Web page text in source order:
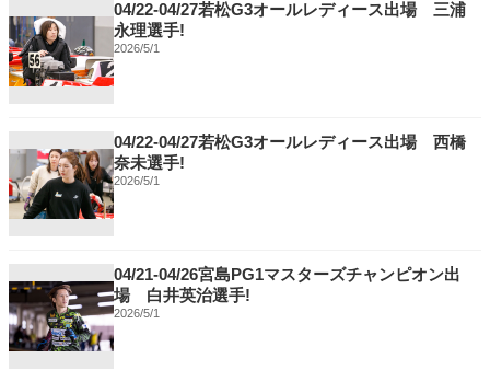
04/22-04/27若松G3オールレディース出場 三浦
永理選手!
2026/5/1
04/22-04/27若松G3オールレディース出場 西橋
奈未選手!
2026/5/1
04/21-04/26宮島PG1マスターズチャンピオン出
場 白井英治選手!
2026/5/1